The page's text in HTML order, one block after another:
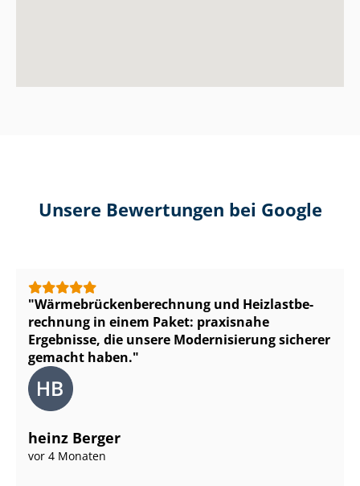
Unsere Bewertungen bei Google
Wär­me­brü­cken­be­rech­nung und Heiz­last­be­
rech­nung in einem Paket: praxisnahe
Ergebnisse, die unsere Modernisierung sicherer
gemacht haben.
heinz Berger
vor 4 Monaten